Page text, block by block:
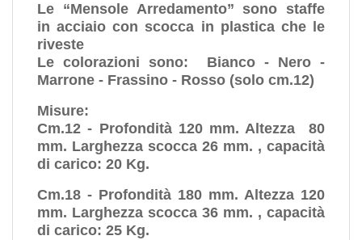
Le “Mensole Arredamento” sono staffe
in acciaio con scocca in plastica che le
riveste
Le colorazioni sono: Bianco - Nero -
Marrone - Frassino - Rosso (solo cm.12)
Misure:
Cm.12 - Profondità 120 mm. Altezza 80
mm. Larghezza scocca 26 mm. , capacità
di carico: 20 Kg.
Cm.18 - Profondità 180 mm. Altezza 120
mm. Larghezza scocca 36 mm. , capacità
di carico: 25 Kg.